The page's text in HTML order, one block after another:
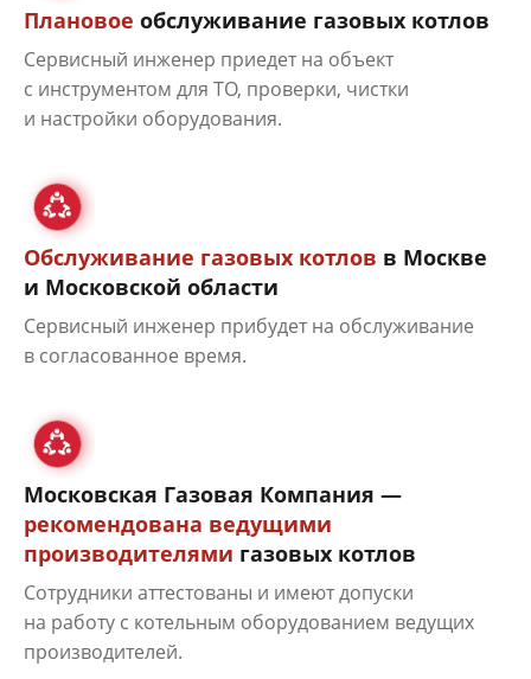
Плановое обслуживание газовых котлов
Сервисный инженер приедет на объект
с инструментом для ТО, проверки, чистки
и настройки оборудования.
Обслуживание газовых котлов в Москве
и Московской области
Сервисный инженер прибудет на обслуживание
в согласованное время.
Московская Газовая Компания —
рекомендована ведущими
производителями газовых котлов
Сотрудники аттестованы и имеют допуски
на работу с котельным оборудованием ведущих
производителей.